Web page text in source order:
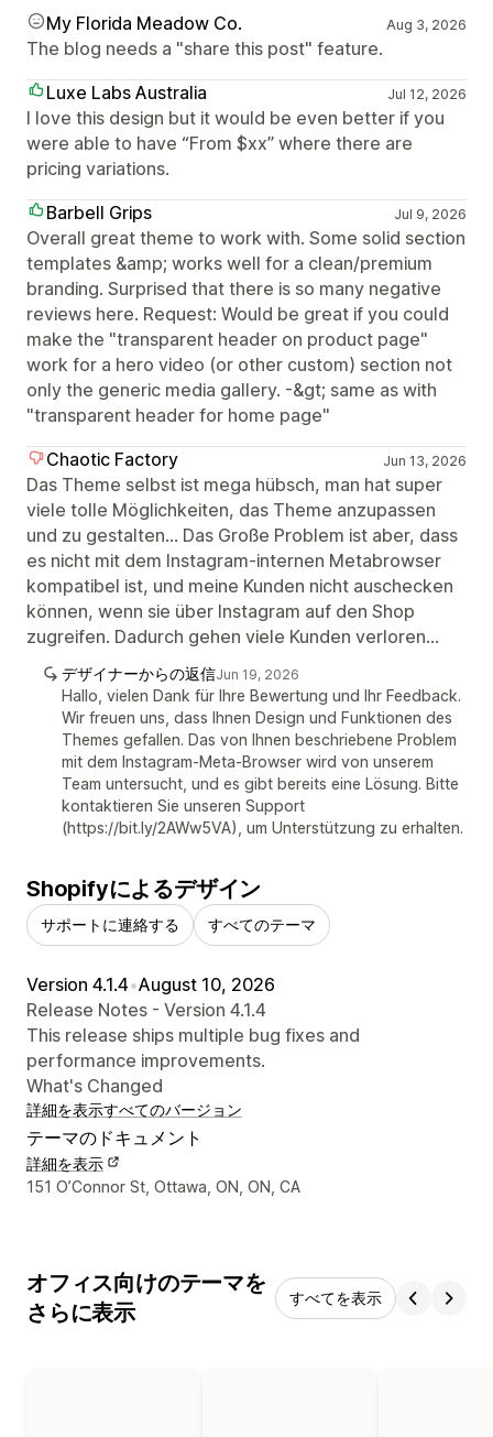
My Florida Meadow Co. Aug 3, 2026
The blog needs a "share this post" feature.
Luxe Labs Australia
Jul 12, 2026
I love this design but it would be even better if you
were able to have “From $xx” where there are
pricing variations.
Barbell Grips
Jul 9, 2026
Overall great theme to work with. Some solid section
templates &amp; works well for a clean/premium
branding. Surprised that there is so many negative
reviews here. Request: Would be great if you could
make the "transparent header on product page"
work for a hero video (or other custom) section not
only the generic media gallery. -&gt; same as with
"transparent header for home page"
Chaotic Factory
Jun 13, 2026
Das Theme selbst ist mega hübsch, man hat super
viele tolle Möglichkeiten, das Theme anzupassen
und zu gestalten... Das Große Problem ist aber, dass
es nicht mit dem Instagram-internen Metabrowser
kompatibel ist, und meine Kunden nicht auschecken
können, wenn sie über Instagram auf den Shop
zugreifen. Dadurch gehen viele Kunden verloren...
デザイナーからの返信Jun 19, 2026
Hallo, vielen Dank für Ihre Bewertung und Ihr Feedback.
Wir freuen uns, dass Ihnen Design und Funktionen des
Themes gefallen. Das von Ihnen beschriebene Problem
mit dem Instagram-Meta-Browser wird von unserem
Team untersucht, und es gibt bereits eine Lösung. Bitte
kontaktieren Sie unseren Support
(https://bit.ly/2AWw5VA), um Unterstützung zu erhalten.
Shopifyによるデザイン
サポートに連絡する すべてのテーマ
Version 4.1.4•August 10, 2026
Release Notes - Version 4.1.4
This release ships multiple bug fixes and
performance improvements.
What's Changed
詳細を表示すべてのバージョン
テーマのドキュメント
詳細を表示
デザイナーの連絡先情報
151 O’Connor St, Ottawa, ON, ON, CA
オフィス向けのテーマを
さらに表示
すべてを表示